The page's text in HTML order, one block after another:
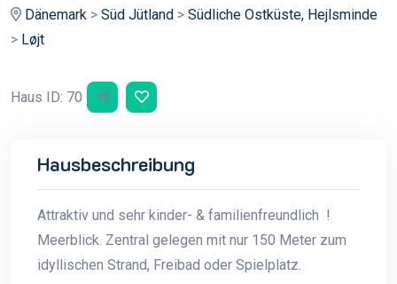
Dänemark > Süd Jütland > Südliche Ostküste, Hejlsminde
> Løjt
Haus ID: 70
Hausbeschreibung
Attraktiv und sehr kinder- & familienfreundlich !
Meerblick. Zentral gelegen mit nur 150 Meter zum
idyllischen Strand, Freibad oder Spielplatz.